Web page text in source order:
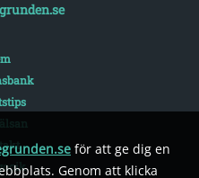
för att ge dig en
Genom att klicka